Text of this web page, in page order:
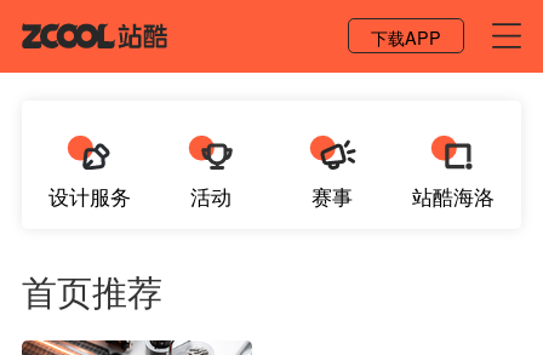
下载APP
设计服务 活动 赛事 站酷海洛
首页推荐